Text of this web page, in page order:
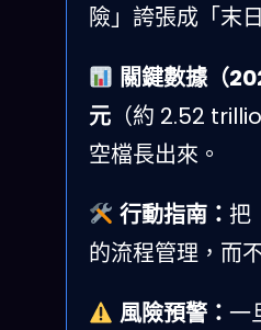
險」誇張成「末
關鍵數據（
元 （約 2.52
空檔長出來。
行動指南： 把
的流程管理，而
風險預警： 一